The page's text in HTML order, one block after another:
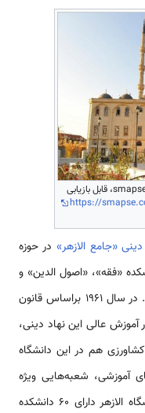
دانشگاه الازهر در مصر. برگرفته از سایت smapse، قابل بازیابی
https://
«جامع الازهر» در حوزه
سال 1930 با سه دانشکده «فقه»، «اصول الدین» و
«اللغة العربیة» فعالیت‌­های خود را آغاز کرد. در سال 1961 براساس قانون
در آموزش عالی این نهاد دینی،
هم در این دانشگاه
آموزشی، شعبه­‌هایی ویژه
آموزش دختران نیز تأسیس شد. امروز دانشگاه الازهر دارای 60 دانشکده